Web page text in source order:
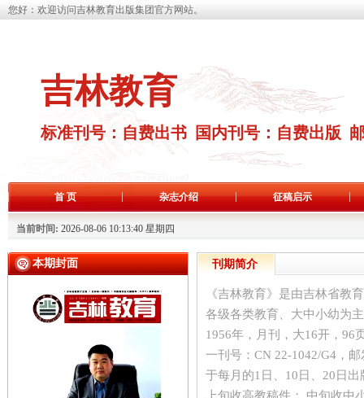
您好：欢迎访问吉林教育出版集团官方网站。
吉林教育
标准刊号：自费出书 国内刊号：自费出版
首 页 杂志介绍 征稿启示
当前时间: 2026-08-06 10:13:41 星期四
本期封面 刊期简介
《吉林教育》是由吉林省教
各级各类教育、大中小幼为
1956年，月刊，大16开，96
一刊号：CN 22-1042/G4，
于每月的1日、10日、20日
上旬收高教稿件； 中旬收